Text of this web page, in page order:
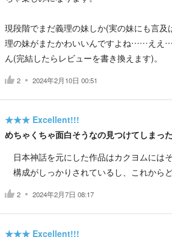
現段階でまだ義理の妹しか(実の妹にも言
理の妹がまたかわいいんですよね……ええ
ん(完結したらレビューを書き換えます)。
2 2024年2月10日 00:51
★★★ Excellent!!!
めちゃくちゃ面白そうなの見つけてしまっ
日本神話を元にした作品はカクヨムには
構成がしっかりされているし、これから
2 2024年2月7日 08:17
★★★ Excellent!!!